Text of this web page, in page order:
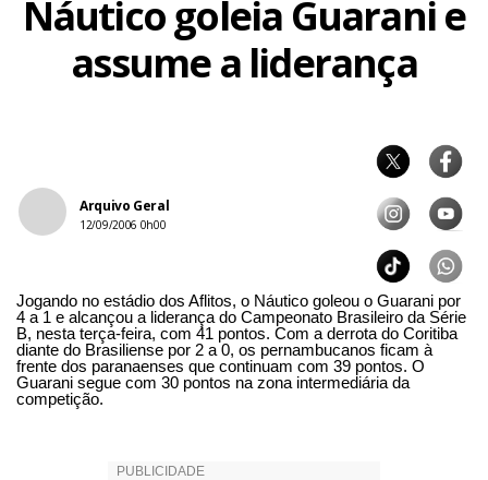
Náutico goleia Guarani e
assume a liderança
Arquivo Geral
12/09/2006 0h00
Jogando no estádio dos Aflitos, o Náutico goleou o Guarani por
4 a 1 e alcançou a liderança do Campeonato Brasileiro da Série
B, nesta terça-feira, com 41 pontos. Com a derrota do Coritiba
diante do Brasiliense por 2 a 0, os pernambucanos ficam à
frente dos paranaenses que continuam com 39 pontos. O
Guarani segue com 30 pontos na zona intermediária da
competição.